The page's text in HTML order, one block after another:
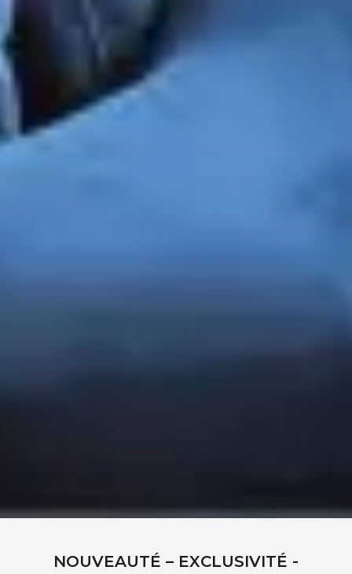
NOUVEAUTÉ – EXCLUSIVITÉ -